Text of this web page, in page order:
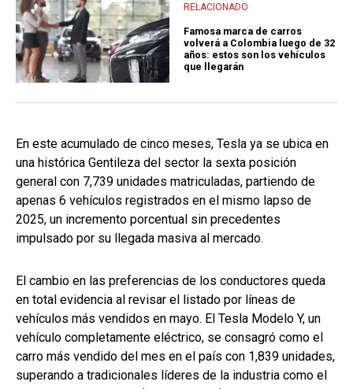
RELACIONADO
Famosa marca de carros
volverá a Colombia luego de 32
años: estos son los vehículos
que llegarán
En este acumulado de cinco meses, Tesla ya se ubica en
una histórica Gentileza del sector la sexta posición
general con 7,739 unidades matriculadas, partiendo de
apenas 6 vehículos registrados en el mismo lapso de
2025, un incremento porcentual sin precedentes
impulsado por su llegada masiva al mercado.
El cambio en las preferencias de los conductores queda
en total evidencia al revisar el listado por líneas de
vehículos más vendidos en mayo. El Tesla Modelo Y, un
vehículo completamente eléctrico, se consagró como el
carro más vendido del mes en el país con 1,839 unidades,
superando a tradicionales líderes de la industria como el